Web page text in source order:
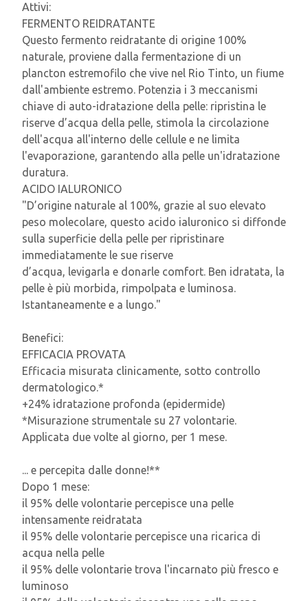
Attivi:
FERMENTO REIDRATANTE
Questo fermento reidratante di origine 100%
naturale, proviene dalla fermentazione di un
plancton estremofilo che vive nel Rio Tinto, un fiume
dall'ambiente estremo. Potenzia i 3 meccanismi
chiave di auto-idratazione della pelle: ripristina le
riserve d’acqua della pelle, stimola la circolazione
dell'acqua all'interno delle cellule e ne limita
l'evaporazione, garantendo alla pelle un'idratazione
duratura.
ACIDO IALURONICO
"D’origine naturale al 100%, grazie al suo elevato
peso molecolare, questo acido ialuronico si diffonde
sulla superficie della pelle per ripristinare
immediatamente le sue riserve
d’acqua, levigarla e donarle comfort. Ben idratata, la
pelle è più morbida, rimpolpata e luminosa.
Istantaneamente e a lungo."
Benefici:
EFFICACIA PROVATA
Efficacia misurata clinicamente, sotto controllo
dermatologico.*
+24% idratazione profonda (epidermide)
*Misurazione strumentale su 27 volontarie.
Applicata due volte al giorno, per 1 mese.
... e percepita dalle donne!**
Dopo 1 mese:
il 95% delle volontarie percepisce una pelle
intensamente reidratata
il 95% delle volontarie percepisce una ricarica di
acqua nella pelle
il 95% delle volontarie trova l'incarnato più fresco e
luminoso